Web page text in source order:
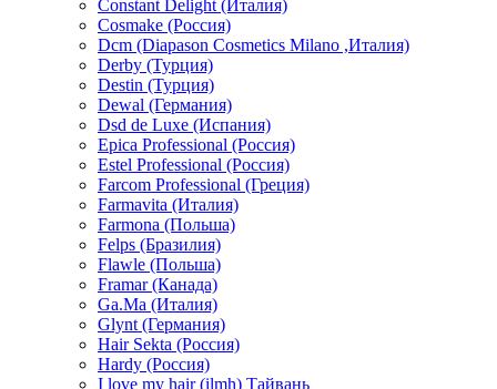
Constant Delight (Италия)
Cosmake (Россия)
Dcm (Diapason Cosmetics Milano ,Италия)
Derby (Турция)
Destin (Турция)
Dewal (Германия)
Dsd de Luxe (Испания)
Epica Professional (Россия)
Estel Professional (Россия)
Farcom Professional (Греция)
Farmavita (Италия)
Farmona (Польша)
Felps (Бразилия)
Flawle (Польша)
Framar (Канада)
Ga.Ma (Италия)
Glynt (Германия)
Hair Sekta (Россия)
Hardy (Россия)
I love my hair (ilmh) Тайвань